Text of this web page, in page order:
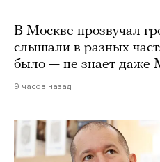
В Москве прозвучал
слышали в разных
было — не знает
9 часов назад